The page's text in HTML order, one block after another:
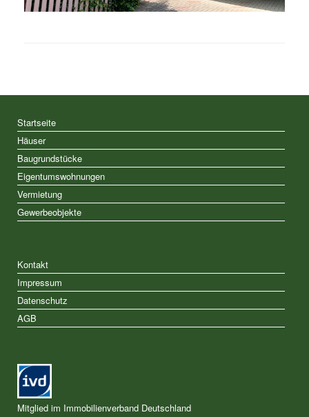
Startseite
Häuser
Baugrundstücke
Eigentumswohnungen
Vermietung
Gewerbeobjekte
Kontakt
Impressum
Datenschutz
AGB
Mitglied im Immobilienverband Deutschland